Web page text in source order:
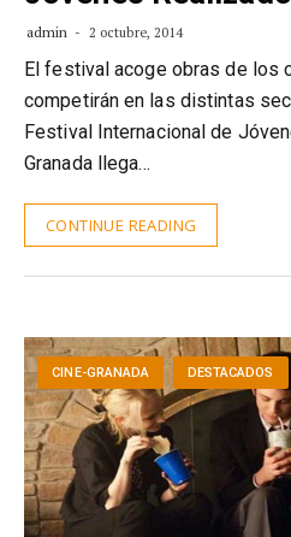
admin 2 octubre, 2014
El festival acoge obras de los
competirán en las distintas
Festival Internacional de
Granada llega…
CONTINUE READING
CINE-GRANADA DESTACADOS